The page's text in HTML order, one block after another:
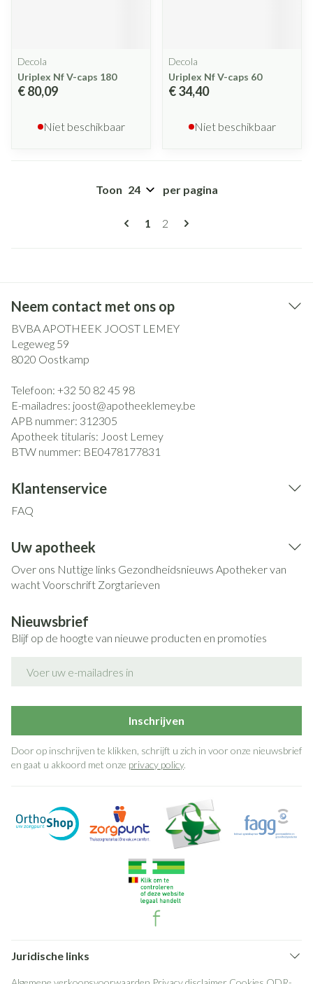
Decola
Uriplex Nf V-caps 180
€ 80,09
Niet beschikbaar
Decola
Uriplex Nf V-caps 60
€ 34,40
Niet beschikbaar
Pagina's
U lees momenteel pagina
1 Pagina
2
Toon per pagina
Neem contact met ons op
BVBA APOTHEEK JOOST LEMEY
Legeweg 59
8020 Oostkamp
Telefoon: +32 50 82 45 98
E-mailadres: joost@apotheeklemey.be
APB nummer: 312305
Apotheek titularis: Joost Lemey
BTW nummer: BE0478177831
Klantenservice
FAQ
Uw apotheek
Over ons Nuttige links Gezondheidsnieuws Apotheker van
wachtVoorschrift Zorgtarieven
Nieuwsbrief
Blijf op de hoogte van nieuwe producten en promoties
Inschrijven
Door op inschrijven te klikken, schrijft u zich in voor onze nieuwsbrief
en gaat u akkoord met onze privacy policy.
Juridische links